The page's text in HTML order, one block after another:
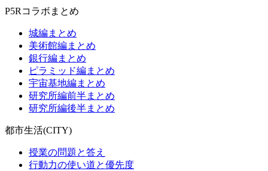
P5Rコラボまとめ
城編まとめ
美術館編まとめ
銀行編まとめ
ピラミッド編まとめ
宇宙基地編まとめ
研究所編前半まとめ
研究所編後半まとめ
都市生活(CITY)
授業の問題と答え
行動力の使い道と優先度